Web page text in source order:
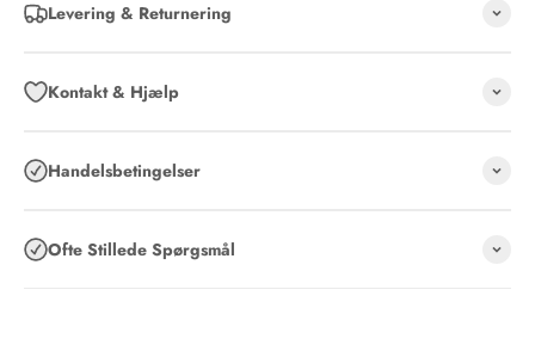
Levering & Returnering
Kontakt & Hjælp
Handelsbetingelser
Ofte Stillede Spørgsmål